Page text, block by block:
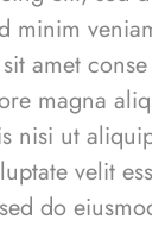
minim
amet
magna
nisi ut
velit
do